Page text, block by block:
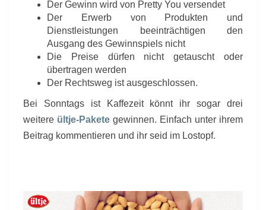
Der Gewinn wird von Pretty You versendet
Der Erwerb von Produkten und
Dienstleistungen beeinträchtigen den
Ausgang des Gewinnspiels nicht
Die Preise dürfen nicht getauscht oder
übertragen werden
Der Rechtsweg ist ausgeschlossen.
Bei Sonntags ist Kaffezeit könnt ihr sogar drei
weitere ültje-Pakete gewinnen. Einfach unter ihrem
Beitrag kommentieren und ihr seid im Lostopf.